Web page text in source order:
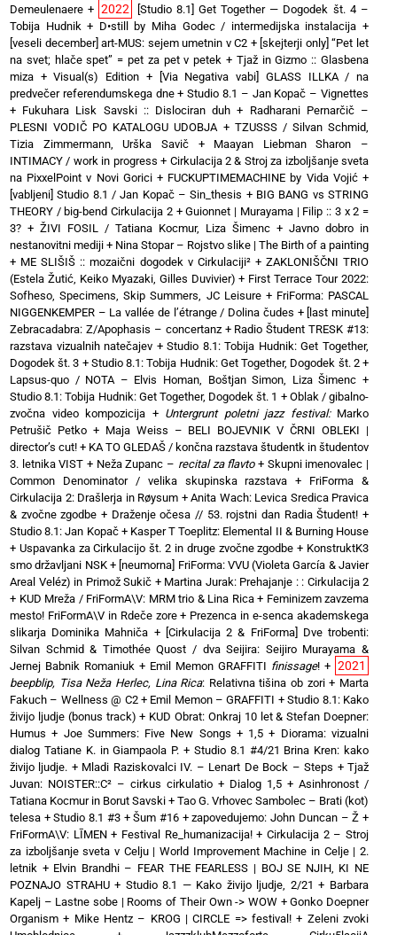
Demeulenaere + 2022
[Studio 8.1] Get Together — Dogodek št. 4 –
Tobija Hudnik + D•still by Miha Godec / intermedijska instalacija +
[veseli december] art-MUS: sejem umetnin v C2 + [skejterji only] “Pet let
na svet; hlače spet” = pet za pet v petek + Tjaž in Gizmo :: Glasbena
miza + Visual(s) Edition +
[Via Negativa vabi] GLASS ILLKA / na
predvečer referendumskega dne+Studio 8.1 – Jan Kopač – Vignettes
+ Fukuhara Lisk Savski :: Dislociran duh + Radharani Pernarčič –
PLESNI VODIČ PO KATALOGU UDOBJA + TZUSSS / Silvan Schmid,
Tizia Zimmermann, Urška Savič+ Maayan Liebman Sharon –
INTIMACY / work in progress + Cirkulacija 2 & Stroj za izboljšanje sveta
na PixxelPoint v Novi Gorici+ FUCKUPTIMEMACHINE by Vida Vojić+
[vabljeni] Studio 8.1 / Jan Kopač – Sin_thesis + BIG BANG vs STRING
THEORY / big-bend Cirkulacija 2+Guionnet | Murayama | Filip :: 3 x 2 =
3? + ŽIVI FOSIL / Tatiana Kocmur, Liza Šimenc + Javno dobro in
nestanovitni mediji + Nina Stopar – Rojstvo slike | The Birth of a painting
+ ME SLIŠIŠ :: mozaični dogodek v Cirkulaciji²+ ZAKLONIŠČNI TRIO
(Estela Žutić, Keiko Myazaki, Gilles Duvivier) + First Terrace Tour 2022:
Sofheso, Specimens, Skip Summers, JC Leisure+ FriForma: PASCAL
NIGGENKEMPER – La vallée de l’étrange / Dolina čudes + [last minute]
Zebracadabra: Z/Apophasis – concertanz+ Radio Študent TRESK #13:
razstava vizualnih natečajev +Studio 8.1: Tobija Hudnik: Get Together,
Dogodek št. 3 + Studio 8.1: Tobija Hudnik: Get Together, Dogodek št. 2+
Lapsus-quo / NOTA – Elvis Homan, Boštjan Simon, Liza Šimenc +
Studio 8.1: Tobija Hudnik: Get Together, Dogodek št. 1 + Oblak / gibalno-
zvočna video kompozicija + Untergrunt poletni jazz festival:Marko
Petrušič Petko+ Maja Weiss – BELI BOJEVNIK V ČRNI OBLEKI |
director’s cut! + KA TO GLEDAŠ / končna razstava študentk in študentov
3. letnika VIST + Neža Zupanc – recital za flavto+ Skupni imenovalec |
Common Denominator / velika skupinska razstava + FriForma &
Cirkulacija 2: Drašlerja in Røysum + Anita Wach: Levica Sredica Pravica
& zvočne zgodbe + Draženje očesa // 53. rojstni dan Radia Študent! +
Studio 8.1: Jan Kopač+ Kasper T Toeplitz: Elemental II & Burning House
+ Uspavanka za Cirkulacijo št. 2 in druge zvočne zgodbe + KonstruktK3
smo državljani NSK+ [neumorna] FriForma: VVU (Violeta García & Javier
Areal Veléz) in Primož Sukič + Martina Jurak: Prehajanje : : Cirkulacija 2
+ KUD Mreža / FriFormA\V: MRM trio & Lina Rica+ Feminizem zavzema
mesto! FriFormA\V in Rdeče zore+ Prezenca in e-senca akademskega
slikarja Dominika Mahniča + [Cirkulacija 2 & FriForma] Dve trobenti:
Silvan Schmid & Timothée Quost / dva Seijira: Seijiro Murayama &
Jernej Babnik Romaniuk + Emil Memon GRAFFITI finissage! + 2021
beepblip, Tisa Neža Herlec, Lina Rica: Relativna tišina ob zori+ Marta
Fakuch – Wellness @ C2+ Emil Memon – GRAFFITI +Studio 8.1: Kako
živijo ljudje (bonus track) + KUD Obrat: Onkraj 10 let & Stefan Doepner:
Humus + Joe Summers: Five New Songs + 1,5 + Diorama: vizualni
dialog Tatiane K. in Giampaola P. + Studio 8.1 #4/21 Brina Kren: kako
živijo ljudje. + Mladi Raziskovalci IV. – Lenart De Bock – Steps +Tjaž
Juvan: NOISTER::C² – cirkus cirkulatio + Dialog 1,5 + Asinhronost /
Tatiana Kocmur in Borut Savski + Tao G. Vrhovec Sambolec – Brati (kot)
telesa +Studio 8.1 #3 + Šum #16 +zapovedujemo: John Duncan – Ž +
FriFormA\V: LĪMEN+ Festival Re_humanizacija!+Cirkulacija 2 – Stroj
za izboljšanje sveta v Celju | World Improvement Machine in Celje | 2.
letnik + Elvin Brandhi – FEAR THE FEARLESS | BOJ SE NJIH, KI NE
POZNAJO STRAHU+ Studio 8.1 — Kako živijo ljudje, 2/21 + Barbara
Kapelj – Lastne sobe | Rooms of Their Own -> WOW+Gonko Doepner
Organism + Mike Hentz – KROG | CIRCLE => festival! + Zeleni zvoki